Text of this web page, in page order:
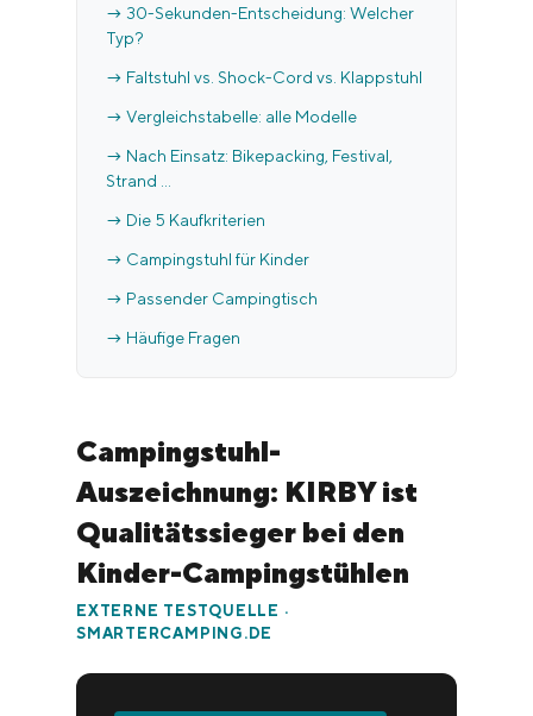
→ 30-Sekunden-Entscheidung: Welcher
Typ?
→ Faltstuhl vs. Shock-Cord vs. Klappstuhl
→ Vergleichstabelle: alle Modelle
→ Nach Einsatz: Bikepacking, Festival,
Strand …
→ Die 5 Kaufkriterien
→ Campingstuhl für Kinder
→ Passender Campingtisch
→ Häufige Fragen
Campingstuhl-
Auszeichnung: KIRBY ist
Qualitätssieger bei den
Kinder-Campingstühlen
EXTERNE TESTQUELLE ·
SMARTERCAMPING.DE